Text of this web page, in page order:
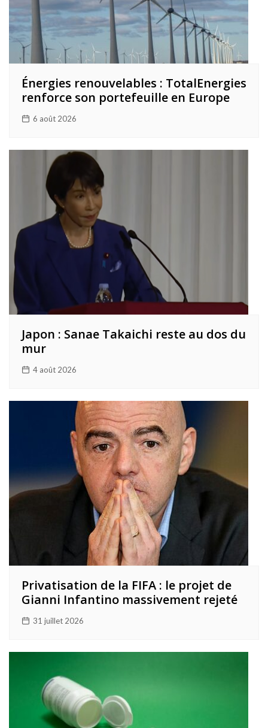
Énergies renouvelables : TotalEnergies
renforce son portefeuille en Europe
6 août 2026
Japon : Sanae Takaichi reste au dos du
mur
4 août 2026
Privatisation de la FIFA : le projet de
Gianni Infantino massivement rejeté
31 juillet 2026